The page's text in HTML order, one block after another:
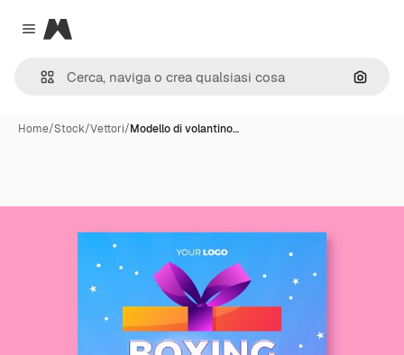
Close menu
Magnific
Cerca
Home/Stock/Vettori/Modello di volantino…